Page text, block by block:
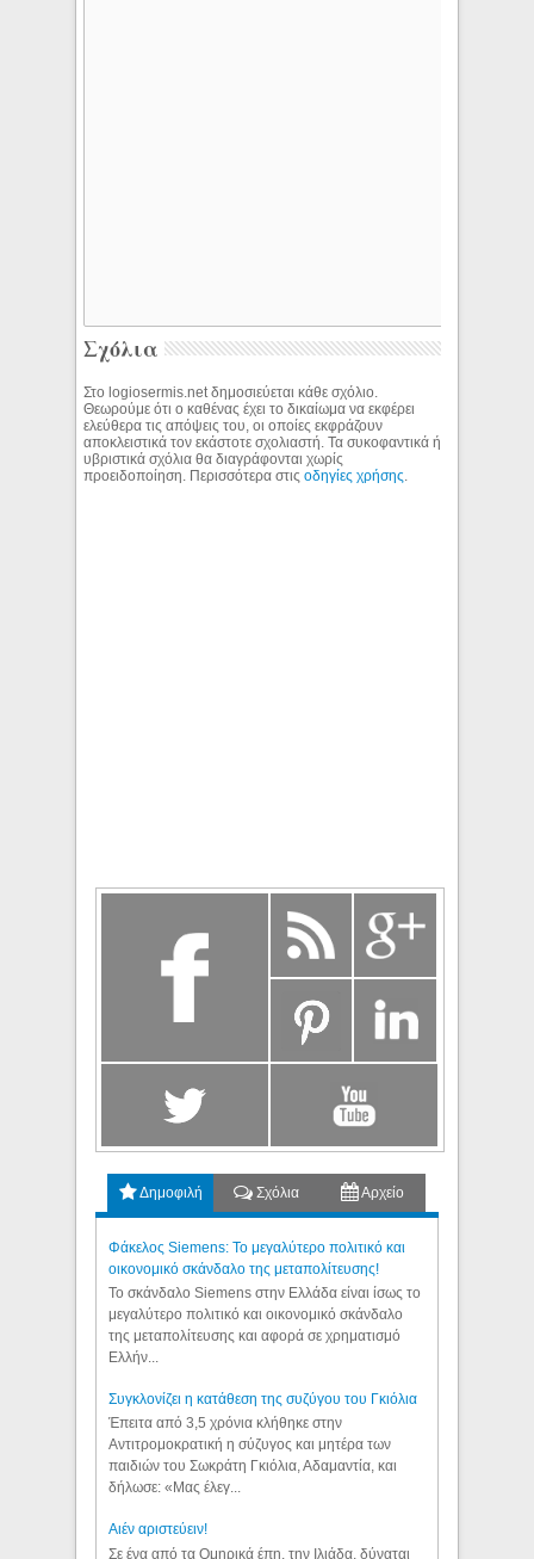
Σχόλια
Στο logiosermis.net δημοσιεύεται κάθε σχόλιο.
Θεωρούμε ότι ο καθένας έχει το δικαίωμα να εκφέρει
ελεύθερα τις απόψεις του, οι οποίες εκφράζουν
αποκλειστικά τον εκάστοτε σχολιαστή. Τα συκοφαντικά ή
υβριστικά σχόλια θα διαγράφονται χωρίς
προειδοποίηση. Περισσότερα στιςοδηγίες χρήσης
Δημοφιλή Σχόλια Αρχείο
Φάκελος Siemens: Το μεγαλύτερο πολιτικό και
οικονομικό σκάνδαλο της μεταπολίτευσης!
Το σκάνδαλο Siemens στην Ελλάδα είναι ίσως το
μεγαλύτερο πολιτικό και οικονομικό σκάνδαλο
της μεταπολίτευσης και αφορά σε χρηματισμό
Ελλήν...
Συγκλονίζει η κατάθεση της συζύγου του Γκιόλια
Έπειτα από 3,5 χρόνια κλήθηκε στην
Αντιτρομοκρατική η σύζυγος και μητέρα των
παιδιών του Σωκράτη Γκιόλια, Αδαμαντία, και
δήλωσε: «Μας έλεγ...
Aιέν αριστεύειν!
Σε ένα από τα Ομηρικά έπη, την Ιλιάδα, δύναται